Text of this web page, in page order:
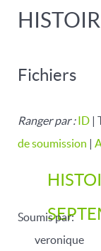
Fichiers
Ranger par :ID |
de soumission |
Soumis par:
veronique